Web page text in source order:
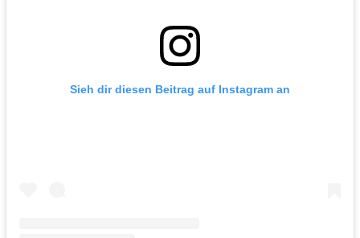
Sieh dir diesen Beitrag auf Instagram an